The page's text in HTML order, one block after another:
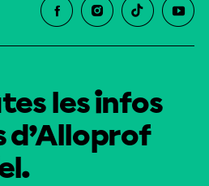
les infos
d’Alloprof